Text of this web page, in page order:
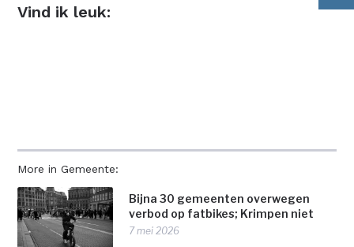
More in Gemeente:
Bijna 30 gemeenten overwegen
verbod op fatbikes; Krimpen niet
7 mei 2026
Vind ik leuk: